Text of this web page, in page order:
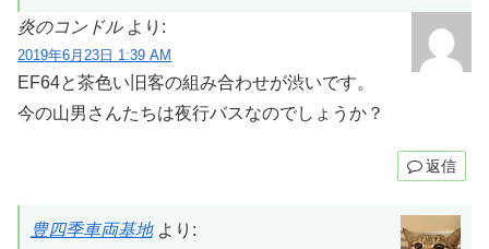
炎のコンドル より:
2019年6月23日 1:39 AM
EF64と茶色い旧客の組み合わせが渋いです。
今の山男さんたちは夜行バスなのでしょうか？
返信
豊四季車両基地 より: